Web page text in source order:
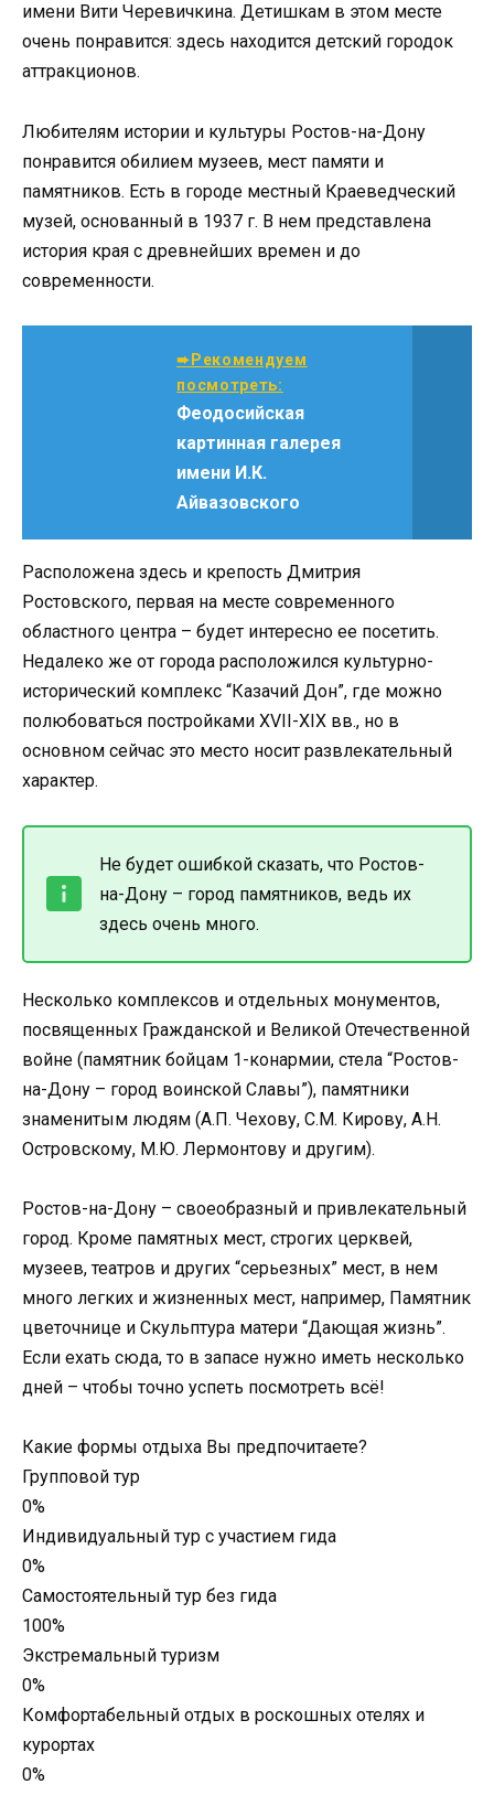
имени Вити Черевичкина. Детишкам в этом месте
очень понравится: здесь находится детский городок
аттракционов.
Любителям истории и культуры Ростов-на-Дону
понравится обилием музеев, мест памяти и
памятников. Есть в городе местный Краеведческий
музей, основанный в 1937 г. В нем представлена
история края с древнейших времен и до
современности.
➨Рекомендуем
посмотреть:
Феодосийская
картинная галерея
имени И.К.
Айвазовского
Расположена здесь и крепость Дмитрия
Ростовского, первая на месте современного
областного центра – будет интересно ее посетить.
Недалеко же от города расположился культурно-
исторический комплекс “Казачий Дон”, где можно
полюбоваться постройками XVII-XIX вв., но в
основном сейчас это место носит развлекательный
характер.
Не будет ошибкой сказать, что Ростов-
на-Дону – город памятников, ведь их
здесь очень много.
Несколько комплексов и отдельных монументов,
посвященных Гражданской и Великой Отечественной
войне (памятник бойцам 1-конармии, стела “Ростов-
на-Дону – город воинской Славы”), памятники
знаменитым людям (А.П. Чехову, С.М. Кирову, А.Н.
Островскому, М.Ю. Лермонтову и другим).
Ростов-на-Дону – своеобразный и привлекательный
город. Кроме памятных мест, строгих церквей,
музеев, театров и других “серьезных” мест, в нем
много легких и жизненных мест, например, Памятник
цветочнице и Скульптура матери “Дающая жизнь”.
Если ехать сюда, то в запасе нужно иметь несколько
дней – чтобы точно успеть посмотреть всё!
Какие формы отдыха Вы предпочитаете?
Групповой тур
0%
Индивидуальный тур с участием гида
0%
Самостоятельный тур без гида
100%
Экстремальный туризм
0%
Комфортабельный отдых в роскошных отелях и
курортах
0%